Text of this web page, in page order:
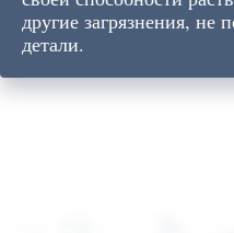
другие загрязнения, не
детали.